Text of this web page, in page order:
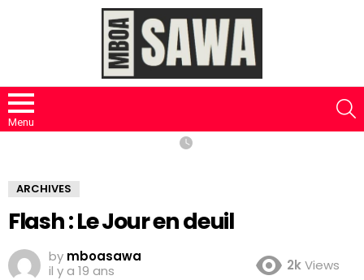
Menu
ARCHIVES
Flash : Le Jour en deuil
by mboasawa
il y a 19 ans
2kViews